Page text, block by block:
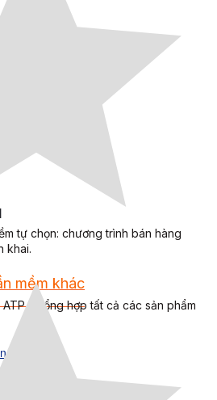
tự chọn: chương trình bán hàng
khai.
mềm khác
mềm khác
là tổng hợp tất cả các sản phẩm